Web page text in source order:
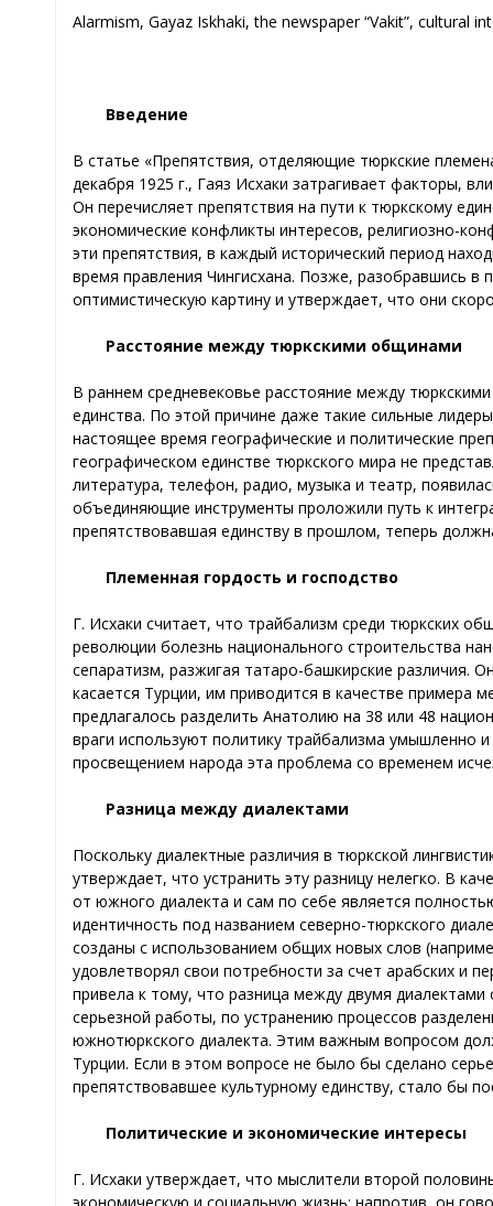
Alarmism, Gayaz Iskhaki, the newspaper “Vakit”, cultural
Введение
В статье «Препятствия, отделяющие тюркские
декабря 1925 г., Гаяз Иcхаки затрагивает факторы,
Он перечисляет препятствия на пути к тюркскому
экономические конфликты интересов, религиозно-
эти препятствия, в каждый исторический период
время правления Чингисхана. Позже, разобравшись в
оптимистическую картину и утверждает, что они
Расстояние между тюркскими общинами
В раннем средневековье расстояние между
единства. По этой причине даже такие сильные
настоящее время географические и политические
географическом единстве тюркского мира не
литература, телефон, радио, музыка и театр,
объединяющие инструменты проложили путь к
препятствовавшая единству в прошлом, теперь
Племенная гордость и господство
Г. Иcхаки считает, что трайбализм среди тюркских
революции болезнь национального строительства
сепаратизм, разжигая татаро-башкирские различия.
касается Турции, им приводится в качестве примера
предлагалось разделить Анатолию на 38 или 48
враги используют политику трайбализма умышленно
просвещением народа эта проблема со временем
Разница между диалектами
Поскольку диалектные различия в тюркской
утверждает, что устранить эту разницу нелегко. В
от южного диалекта и сам по себе является
идентичность под названием северно-тюркского
созданы с использованием общих новых слов
удовлетворял свои потребности за счет арабских и
привела к тому, что разница между двумя
серьезной работы, по устранению процессов
южнотюркского диалекта. Этим важным вопросом
Турции. Если в этом вопросе не было бы сделано
препятствовавшее культурному единству, стало бы
Политические и экономические интересы
Г. Иcхаки утверждает, что мыслители второй